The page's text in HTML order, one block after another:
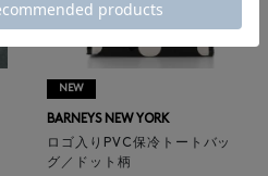
NEW
BARNEYS NEW YORK
ロゴ入りPVC保冷トートバッ
グ／ドット柄